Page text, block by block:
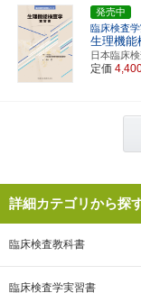
発売中
臨床検査
生理機能
日本臨床
定価
詳細カテゴリから探
臨床検査教科書
臨床検査学実習書